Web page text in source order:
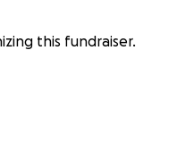
this fundraiser.